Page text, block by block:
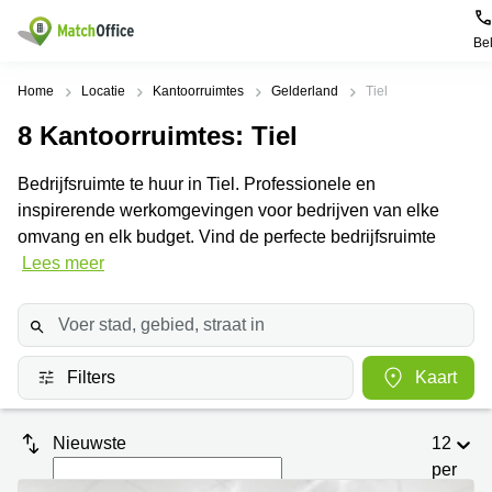
Bel
Huren / Verhuren
Productpagina's
Kantoorruimten
Centers
Coworking
Vergaderruimten
Virtueel
Kantoor
Populaire
Alkmaar
Amsterdam
Oost
Amsterdam
Westpoort
Bergen
op
Zoom
Amersfoort
Breda
Populaire
Kantoorruimte
in Breda
Kantoor
Bergen
op
Zoom
Kantoor
huren
Kantoor
huren
Help
Over ons
Voeg je kantoorruimte toe
Huurprijs
Log in
Home Locatie Kantoorruimtes Gelderland Tiel
8 Kantoorruimtes: Tiel
Bedrijfsruimte te huur in Tiel. Professionele en
inspirerende werkomgevingen voor bedrijven van elke
omvang en elk budget. Vind de perfecte bedrijfsruimte
Lees meer
Filters Kaart
Nieuwste
12
per